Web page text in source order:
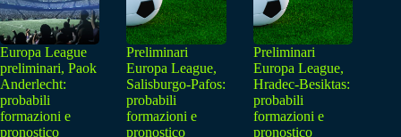
Europa League
preliminari, Paok
Anderlecht:
probabili
formazioni e
pronostico
Preliminari
Europa League,
Salisburgo-Pafos:
probabili
formazioni e
pronostico
Preliminari
Europa League,
Hradec-Besiktas:
probabili
formazioni e
pronostico